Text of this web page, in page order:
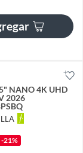
NANO 4K UHD
2026
-21%